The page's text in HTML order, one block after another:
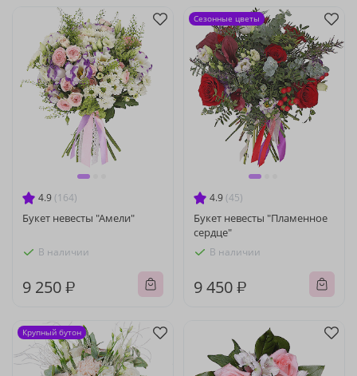
4.9 (164)
Букет невесты "Амели"
В наличии
9 250 ₽
4.9 (45)
Букет невесты "Пламенное
сердце"
В наличии
9 450 ₽
Сезонные цветы
Крупный бутон